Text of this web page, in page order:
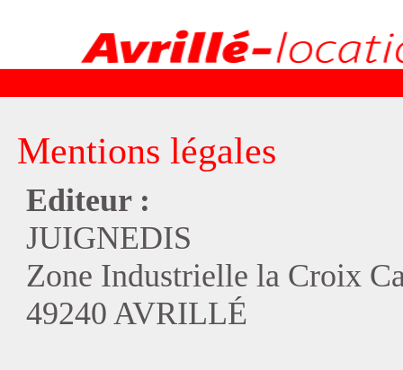
Mentions légales
Editeur :
JUIGNEDIS
Zone Industrielle la Croix
49240 AVRILLÉ